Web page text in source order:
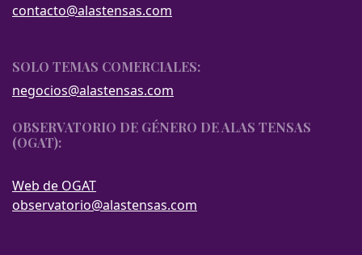
contacto@alastensas.com
SOLO TEMAS COMERCIALES:
negocios@alastensas.com
OBSERVATORIO DE GÉNERO DE ALAS TENSAS
(OGAT):
Web de OGAT
observatorio@alastensas.com